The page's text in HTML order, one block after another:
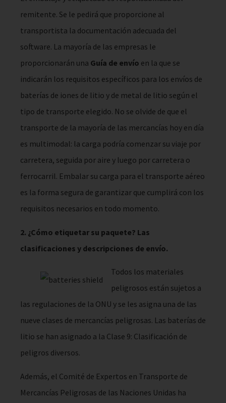
remitente. Se le pedirá que proporcione al
transportista la documentación adecuada del
software. La mayoría de las empresas le
proporcionarán una Guía de envío en la que se
indicarán los requisitos específicos para los envíos de
baterías de iones de litio y de metal de litio según el
tipo de transporte elegido. No se olvide de que el
transporte de la mayoría de las mercancías hoy en día
es multimodal: la carga podría comenzar su viaje por
carretera, seguida por aire y luego por carretera o
ferrocarril. Embalar su carga para el transporte aéreo
es la forma segura de garantizar que cumplirá con los
requisitos necesarios en todo momento.
2. ¿Cómo etiquetar su paquete? Las
clasificaciones y descripciones de envío.
Todos los materiales
peligrosos están sujetos a
las regulaciones de la ONU y se les asigna una de las
nueve clases de mercancías peligrosas. Las baterías de
litio se han asignado a la Clase 9: Clasificación de
peligros diversos.
Además, el Comité de Expertos en Transporte de
Mercancías Peligrosas de las Naciones Unidas ha